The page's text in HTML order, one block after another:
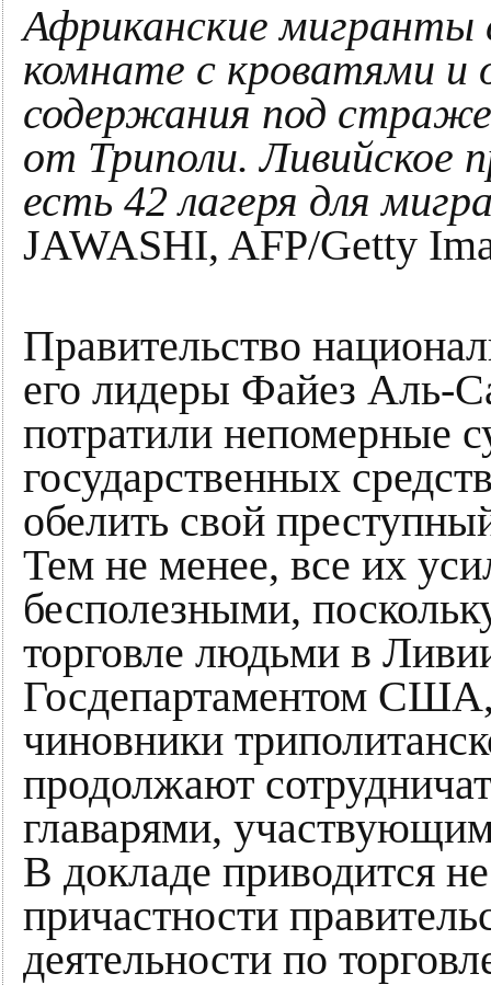
Африканские мигранты
комнате с кроватями и
содержания под
от Триполи. Ливийское
есть 42 лагеря для
JAWASHI, AFP/Getty
Правительство
его лидеры Файез Аль-
потратили непомерные
государственных
обелить свой
Тем не менее, все их
бесполезными,
торговле людьми в
Госдепартаментом США,
чиновники
продолжают
главарями,
В докладе приводится
причастности
деятельности по